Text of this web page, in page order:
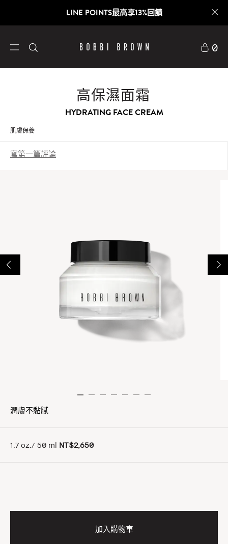
LINE POINTS最高享13%回饋
0
高保濕面霜
HYDRATING FACE CREAM
肌膚保養
寫第一篇評論
潤膚不黏膩
1.7 oz./ 50 ml NT$2,650
加入購物車